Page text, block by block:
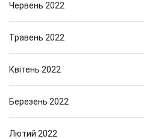
Червень 2022
Травень 2022
Квітень 2022
Березень 2022
Лютий 2022